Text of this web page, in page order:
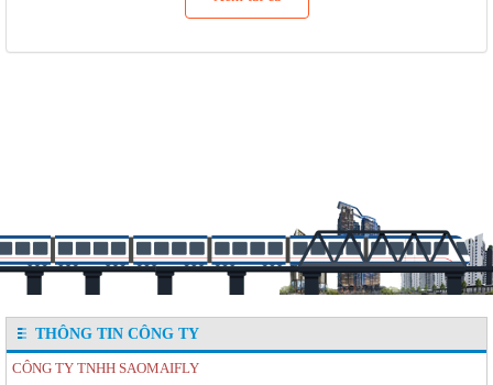
THÔNG TIN CÔNG TY
CÔNG TY TNHH SAOMAIFLY